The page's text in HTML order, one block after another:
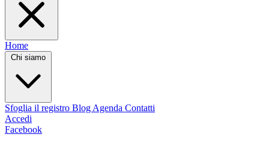
Home
Chi siamo
Sfoglia il registro Blog Agenda Contatti
Accedi
Facebook